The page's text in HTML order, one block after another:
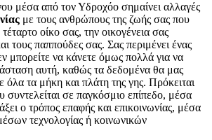
μέσα από τον Υδροχόο σημαίνει αλλαγές
με τους ανθρώπους της ζωής σας που
οίκο σας, την οικογένεια σας
τους παππούδες σας. Σας περιμένει ένας
μπορείτε να κάνετε όμως πολλά για να
αυτή, καθώς τα δεδομένα θα μας
τα μήκη και πλάτη της γης. Πρόκειται
συντελείται σε παγκόσμιο επίπεδο, μέσα
ο τρόπος επαφής και επικοινωνίας, μέσα
τεχνολογίας ή κοινωνικών